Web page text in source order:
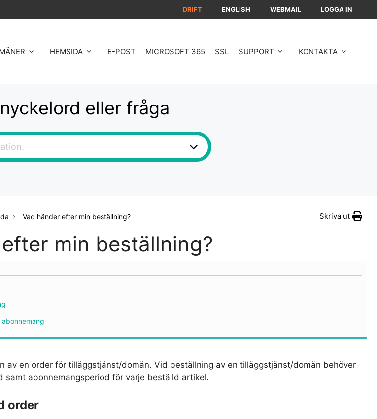
DRIFT ENGLISH WEBMAIL LOGGA IN
HEMSIDA E-POST MICROSOFT 365 SSL SUPPORT KONTAKTA
eller fråga
Vad händer efter min beställning? Skriva ut
min beställning?
av en order för tilläggstjänst/domän. Vid beställning av en tilläggstjänst/domän behöver
samt abonnemangsperiod för varje beställd artikel.
order